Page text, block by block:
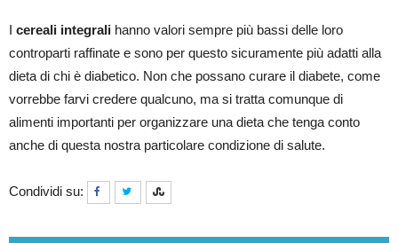
I cereali integrali hanno valori sempre più bassi delle loro
controparti raffinate e sono per questo sicuramente più adatti alla
dieta di chi è diabetico. Non che possano curare il diabete, come
vorrebbe farvi credere qualcuno, ma si tratta comunque di
alimenti importanti per organizzare una dieta che tenga conto
anche di questa nostra particolare condizione di salute.
Condividi su: